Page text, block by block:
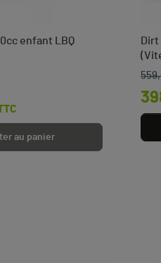
enfant LBQ
au panier
Dirt
Prix
Prix